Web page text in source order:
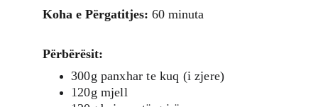
Koha e Përgatitjes: 60 minuta
Përbërësit:
300g panxhar te kuq (i zjere)
120g mjell